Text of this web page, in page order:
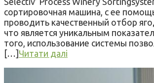
сортировочная машина, с ее
проводить качественный отбор
что является уникальным
того, использование системы
[…] Читати далі